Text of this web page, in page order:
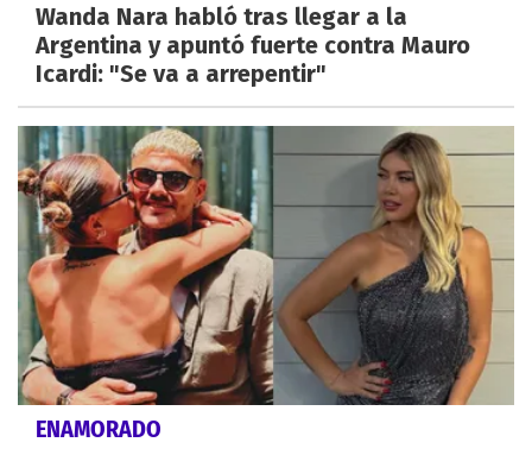
Wanda Nara habló tras llegar a la
Argentina y apuntó fuerte contra Mauro
Icardi: "Se va a arrepentir"
ENAMORADO